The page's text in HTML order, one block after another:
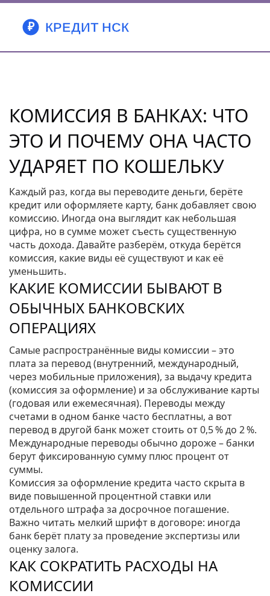
КОМИССИЯ В БАНКАХ: ЧТО
ЭТО И ПОЧЕМУ ОНА ЧАСТО
УДАРЯЕТ ПО КОШЕЛЬКУ
Каждый раз, когда вы переводите деньги, берёте
кредит или оформляете карту, банк добавляет свою
комиссию. Иногда она выглядит как небольшая
цифра, но в сумме может съесть существенную
часть дохода. Давайте разберём, откуда берётся
комиссия, какие виды её существуют и как её
уменьшить.
КАКИЕ КОМИССИИ БЫВАЮТ В
ОБЫЧНЫХ БАНКОВСКИХ
ОПЕРАЦИЯХ
Самые распространённые виды комиссии – это
плата за перевод (внутренний, международный,
через мобильные приложения), за выдачу кредита
(комиссия за оформление) и за обслуживание карты
(годовая или ежемесячная). Переводы между
счетами в одном банке часто бесплатны, а вот
перевод в другой банк может стоить от 0,5 % до 2 %.
Международные переводы обычно дороже – банки
берут фиксированную сумму плюс процент от
суммы.
Комиссия за оформление кредита часто скрыта в
виде повышенной процентной ставки или
отдельного штрафа за досрочное погашение.
Важно читать мелкий шрифт в договоре: иногда
банк берёт плату за проведение экспертизы или
оценку залога.
КАК СОКРАТИТЬ РАСХОДЫ НА
КОМИССИИ